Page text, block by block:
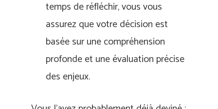
temps de réfléchir, vous vous
assurez que votre décision est
basée sur une compréhension
profonde et une évaluation précise
des enjeux.